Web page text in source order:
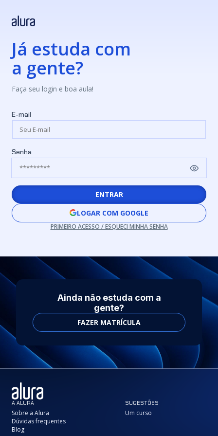
Já estuda com
a gente?
Faça seu login e boa aula!
E-mail
Senha
ENTRAR
LOGAR COM GOOGLE
PRIMEIRO ACESSO / ESQUECI MINHA SENHA
Ainda não estuda com a
gente?
FAZER MATRÍCULA
A ALURA
Sobre a Alura
Dúvidas frequentes
Blog
SUGESTÕES
Um curso